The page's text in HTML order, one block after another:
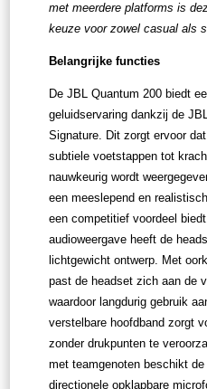
met meerdere platforms is
keuze voor zowel casual als
Belangrijke functies
De JBL Quantum 200 biedt
geluidservaring dankzij de
Signature. Dit zorgt ervoor
subtiele voetstappen tot
nauwkeurig wordt
een meeslepend en
een competitief voordeel
audioweergave heeft de
lichtgewicht ontwerp. Met
past de headset zich aan de
waardoor langdurig gebruik
verstelbare hoofdband zorgt
zonder drukpunten te
met teamgenoten beschikt
directionele opklapbare